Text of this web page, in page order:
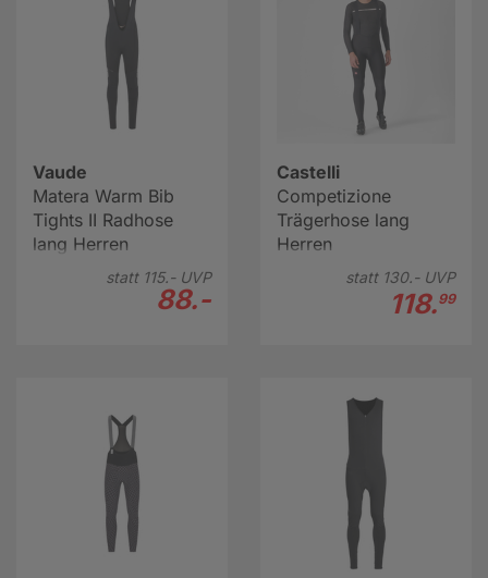
Vaude
Matera Warm Bib
Tights II Radhose
lang Herren
statt 115.-UVP
88.-
Castelli
Competizione
Trägerhose lang
Herren
statt 130.-UVP
118.99